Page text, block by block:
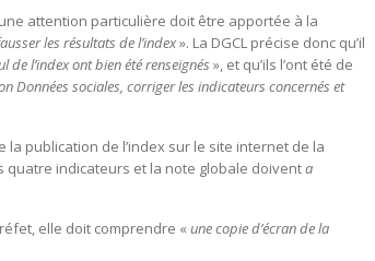
attention particulière doit être apportée à la
les résultats de l’index». La DGCL précise donc qu’il
de l’index ont bien été renseignés », et qu’ils l’ont été de
Données sociales, corriger les indicateurs concernés et
publication de l’index sur le site internet de la
quatre indicateurs et la note globale doiventa
elle doit comprendre « une copie d’écran de la